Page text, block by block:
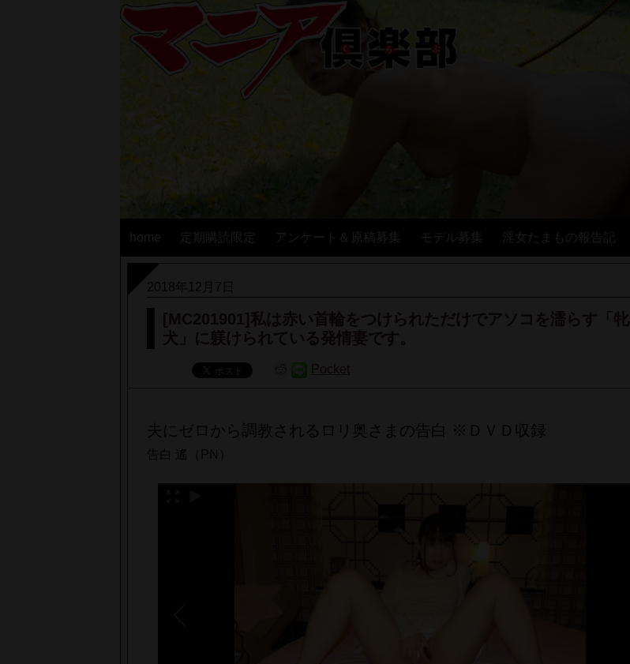
home 定期購読限定 アンケート＆原稿募集 モデル募集 淫女たまもの報告記
2018年12月7日
[MC201901]私は赤い首輪をつけられただけでアソコを濡らす「牝
犬」に躾けられている発情妻です。
Pocket
夫にゼロから調教されるロリ奥さまの告白 ※ＤＶＤ収録
告白 遙（PN）